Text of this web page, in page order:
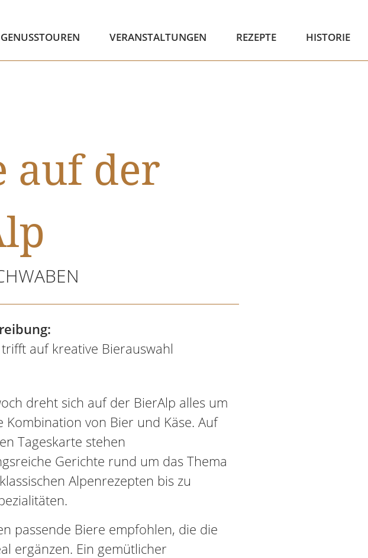
GENUSSTOUREN VERANSTALTUNGEN REZEPTE HISTORIE
auf der
auf kreative Bierauswahl
dreht sich auf der BierAlp alles um
Kombination von Bier und Käse. Auf
Tageskarte stehen
Gerichte rund um das Thema
Alpenrezepten bis zu
passende Biere empfohlen, die die
ergänzen. Ein gemütlicher